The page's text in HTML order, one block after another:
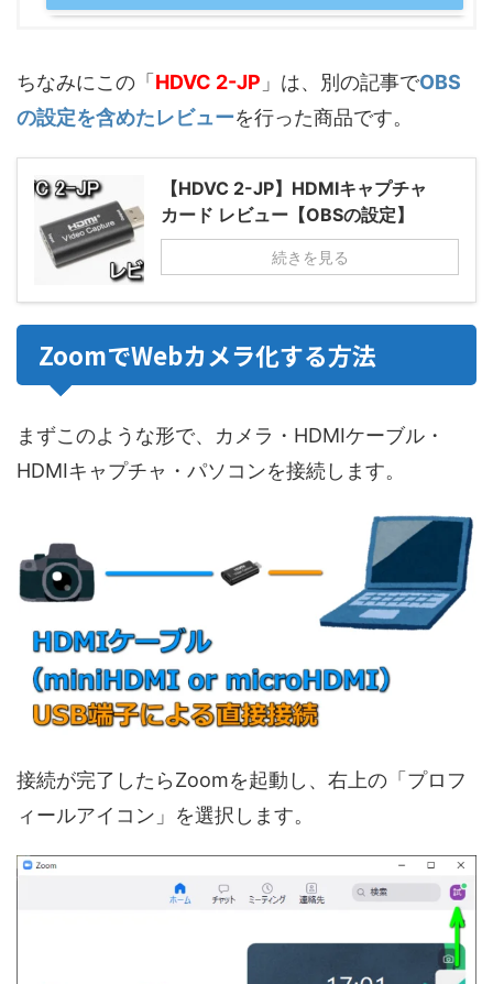
ちなみにこの「 HDVC 2-JP 」は、別の記事でOBS
の設定を含めたレビューを行った商品です。
【HDVC 2-JP】HDMIキャプチャ
カード レビュー【OBSの設定】
続きを見る
ZoomでWebカメラ化する方法
まずこのような形で、カメラ・HDMIケーブル・
HDMIキャプチャ・パソコンを接続します。
接続が完了したらZoomを起動し、右上の「プロフ
ィールアイコン」を選択します。